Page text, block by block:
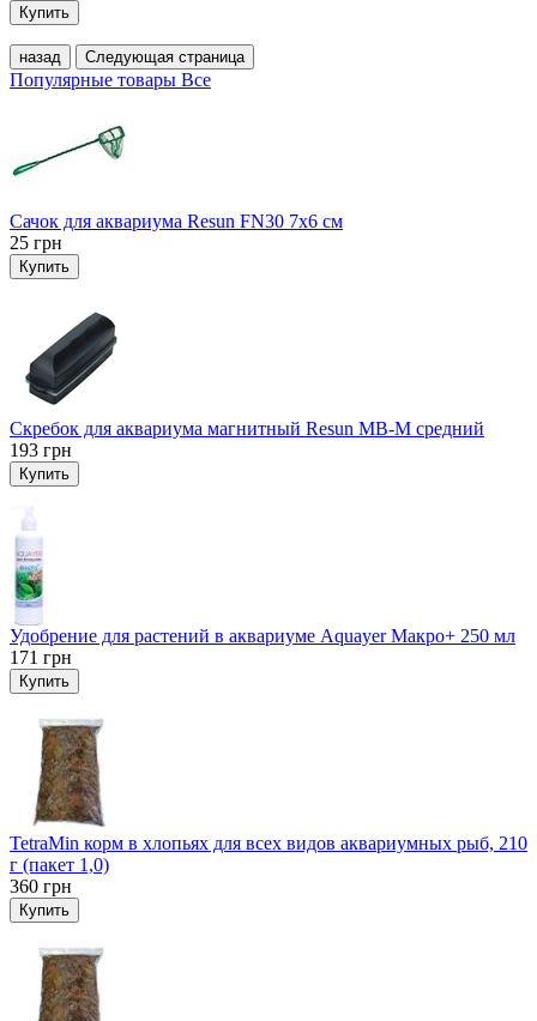
Купить
назад Следующая страница
Популярные товары Все
Сачок для аквариума Resun FN30 7х6 см
25 грн
Купить
Скребок для аквариума магнитный Resun MB-M средний
193 грн
Купить
Удобрение для растений в аквариуме Aquayer Макро+ 250 мл
171 грн
Купить
TetraMin корм в хлопьях для всех видов аквариумных рыб, 210
г (пакет 1,0)
360 грн
Купить